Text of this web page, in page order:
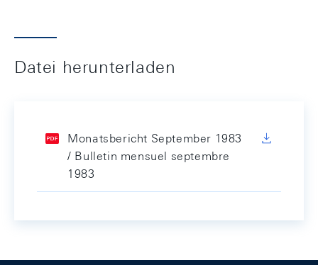
Datei herunterladen
Monatsbericht September 1983
/ Bulletin mensuel septembre
1983